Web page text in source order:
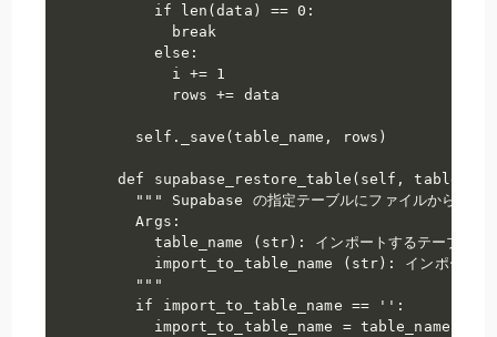
      if len(data) == 0:
        break
      else:
        i += 1
        rows += data
    self._save(table_name, rows)
def supabase_restore_table(self,
""" Supabase の指定テーブルにファイルからデー
    Args:
      table_name (str): インポートするテーブル名
import_to_table_name (str): インポート先の
    """
    if import_to_table_name == '':
      import_to_table_name = table_name